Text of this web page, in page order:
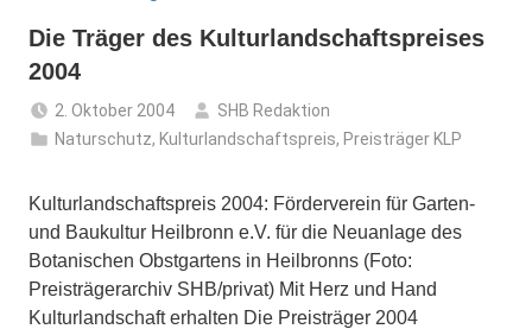
Die Träger des Kulturlandschaftspreises
2004
2. Oktober 2004
SHB Redaktion
Naturschutz, Kulturlandschaftspreis, Preisträger KLP
Kulturlandschaftspreis 2004: Förderverein für Garten-
und Baukultur Heilbronn e.V. für die Neuanlage des
Botanischen Obstgartens in Heilbronns (Foto:
Preisträgerarchiv SHB/privat) Mit Herz und Hand
Kulturlandschaft erhalten Die Preisträger 2004